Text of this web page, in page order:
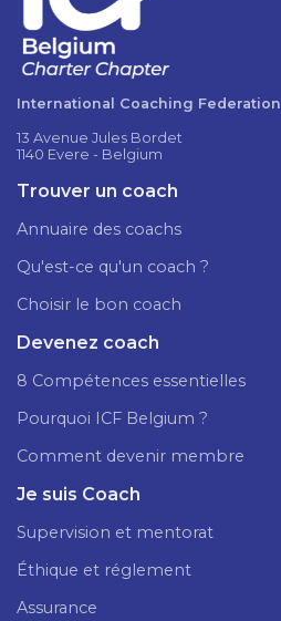
International Coaching Federation
13 Avenue Jules Bordet
1140 Evere - Belgium
Trouver un coach
Annuaire des coachs
Qu'est-ce qu'un coach ?
Choisir le bon coach
Devenez coach
8 Compétences essentielles
Pourquoi ICF Belgium ?
Comment devenir membre
Je suis Coach
Supervision et mentorat
Éthique et réglement
Assurance